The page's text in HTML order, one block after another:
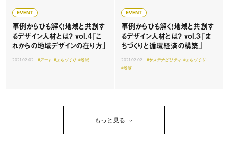
EVENT
事例からひも解く！地域と共創す
るデザイン人材とは？ vol.4「こ
れからの地域デザインの在り方」
2021.02.02 #アート #まちづくり #地域
EVENT
事例からひも解く！地域と共創す
るデザイン人材とは？ vol.3「ま
ちづくりと循環経済の構築」
2021.02.02 #サステナビリティ #まちづくり
#地域
もっと見る